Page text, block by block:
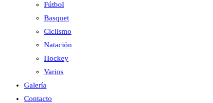
Fútbol
Basquet
Ciclismo
Natación
Hockey
Varios
Galería
Contacto